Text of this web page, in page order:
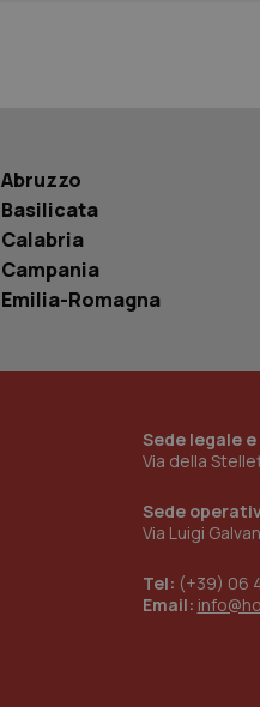
Abruzzo
Basilicata
Calabria
Campania
Emilia-Romagna
Sede legale
Via della
Sede
Via Luigi
Tel: (+39) 06
Email:
_ga_0VMQEQKQ1N
VISITOR_INFO1_LIVE
__Secure-YNID